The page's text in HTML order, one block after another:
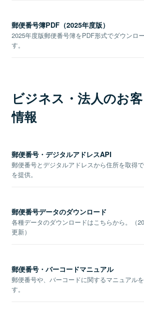
郵便番号簿PDF（2025年度版）
2025年度版郵便番号簿をPDF形式でダウンロ
す。
ビジネス・法人のお
情報
郵便番号・デジタルアドレスAPI
郵便番号とデジタルアドレスから住所を取得
を提供。
郵便番号データのダウンロード
各種データのダウンロードはこちらから。（
更新）
郵便番号・バーコードマニュアル
郵便番号や、バーコードに関するマニュアル
す。